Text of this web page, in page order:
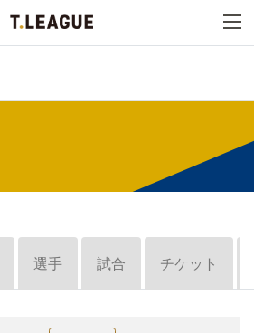
選手 試合 チケット